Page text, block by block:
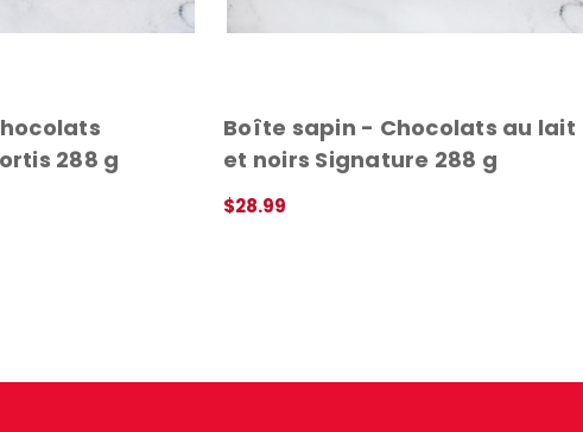
288 g
Boîte sapin - Chocolats au lait
et noirs Signature 288 g
$28.99